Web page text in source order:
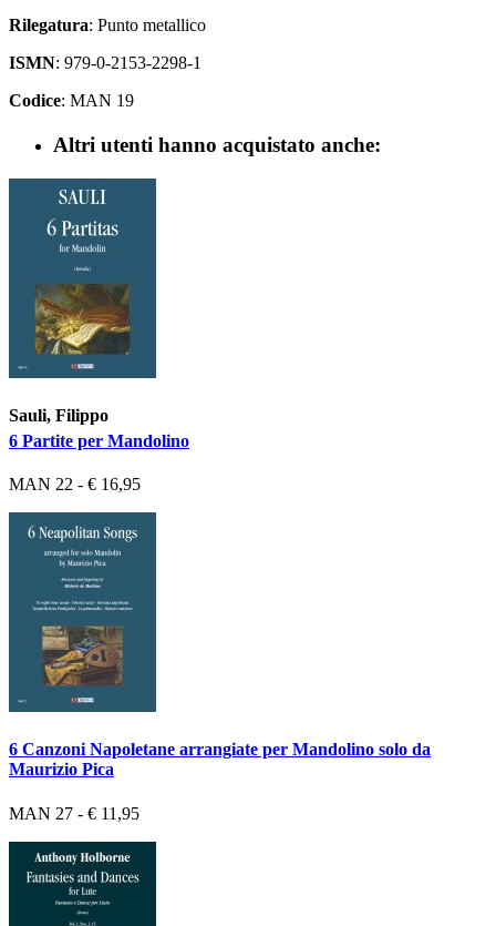
Rilegatura: Punto metallico
ISMN: 979-0-2153-2298-1
Codice: MAN 19
Altri utenti hanno acquistato anche:
Sauli, Filippo
6 Partite per Mandolino
MAN 22 - € 16,95
6 Canzoni Napoletane arrangiate per Mandolino solo da
Maurizio Pica
MAN 27 - € 11,95